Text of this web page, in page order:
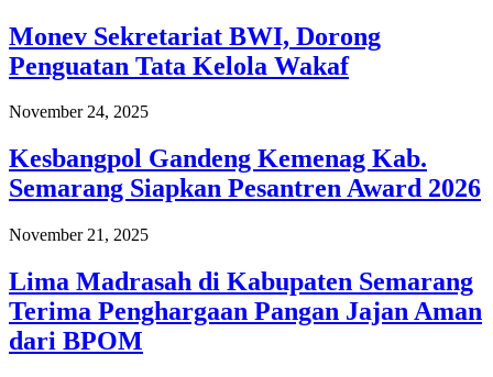
Monev Sekretariat BWI, Dorong
Penguatan Tata Kelola Wakaf
November 24, 2025
Kesbangpol Gandeng Kemenag Kab.
Semarang Siapkan Pesantren Award 2026
November 21, 2025
Lima Madrasah di Kabupaten Semarang
Terima Penghargaan Pangan Jajan Aman
dari BPOM